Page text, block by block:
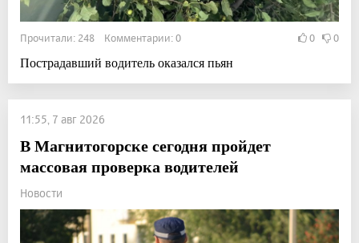
Прочитали: 248 Комментарии: 0 0 0
Пострадавший водитель оказался пьян
11:55, 7 авг 2026
В Магнитогорске сегодня пройдет
массовая проверка водителей
Новости